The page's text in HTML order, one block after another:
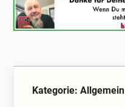
Kategorie: Allgemein